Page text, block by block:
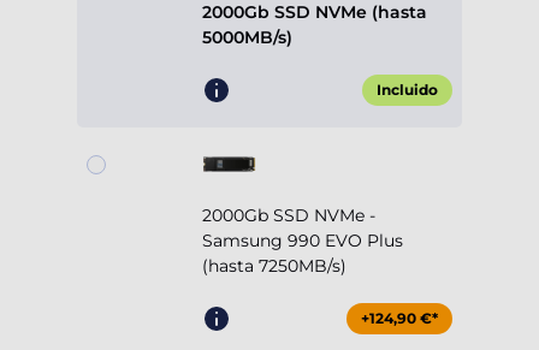
2000Gb SSD NVMe (hasta
5000MB/s)
Incluido
2000Gb SSD NVMe -
Samsung 990 EVO Plus
(hasta 7250MB/s)
+124,90 €*